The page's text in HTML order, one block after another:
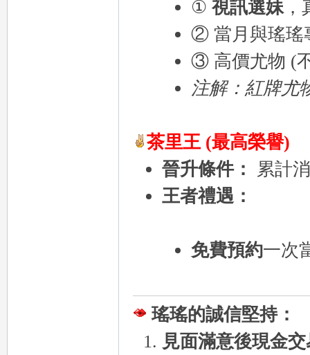
① 視訊選妹，
② 當月與瑤瑤
③ 高價尤物 (
注解：紅牌尤
茶里王 (最高榮譽)
晉升條件：
累計
王者禮遇：
免費預約一次
瑤瑤的誠信堅持：
見面滿意後現金